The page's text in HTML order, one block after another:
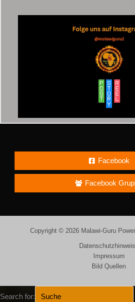
Facebook
Facebook
Copyright © 2026 Malawi-Guru
Impressum
Bild Quellen
Search for: